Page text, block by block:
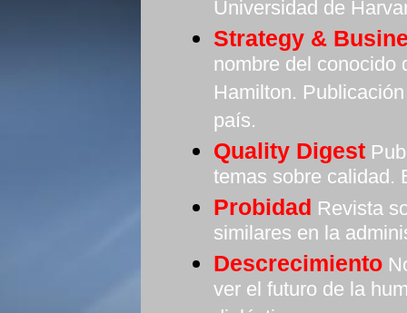
Universidad de
Strategy &
nombre del conocido
Hamilton.
país.
Quality Digest
temas sobre calidad.
Probidad Revista
similares en la
Descrecimiento
ver el futuro de la